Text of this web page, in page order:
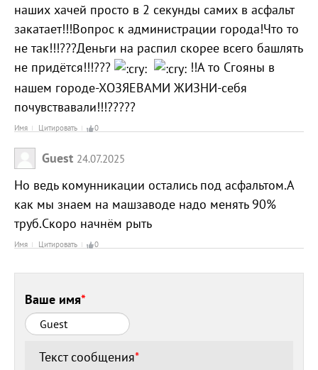
наших хачей просто в 2 секунды самих в асфальт
закатает!!!Вопрос к администрации города!Что то
не так!!!???Деньги на распил скорее всего башлять
не придётся!!!???
!!А то Сгояны в
нашем городе-ХОЗЯЕВАМИ ЖИЗНИ-себя
почувствавали!!!?????
Имя Цитировать 0
Guest 24.07.2025
Но ведь комунникации остались под асфальтом.А
как мы знаем на машзаводе надо менять 90%
труб.Скоро начнём рыть
Имя Цитировать 0
Ваше имя*
Текст сообщения*